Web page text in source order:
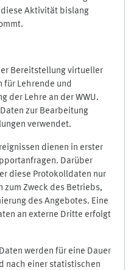
Aktivität bislang
Bereitstellung virtueller
für Lehrende und
der Lehre an der WWU.
zur Bearbeitung
verwendet.
dienen in erster
Darüber
diese Protokolldaten nur
zum Zweck des Betriebs,
des Angebotes. Eine
an externe Dritte erfolgt
werden für eine Dauer
nach einer statistischen